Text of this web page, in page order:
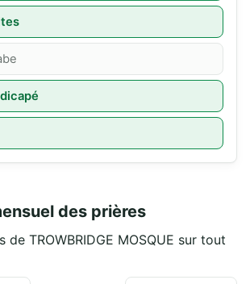
des prières
TROWBRIDGE MOSQUE sur tout